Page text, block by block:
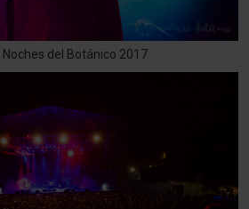
Noches del Botánico 2017